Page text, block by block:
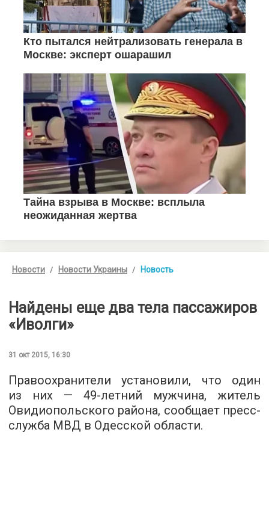
Новости Новости Украины Новость
Найдены еще два тела пассажиров
«Иволги»
31 окт 2015, 16:30
Правоохранители установили, что один
из них — 49-летний мужчина, житель
Овидиопольского района, сообщаетпресс-
служба МВД в Одесской области.